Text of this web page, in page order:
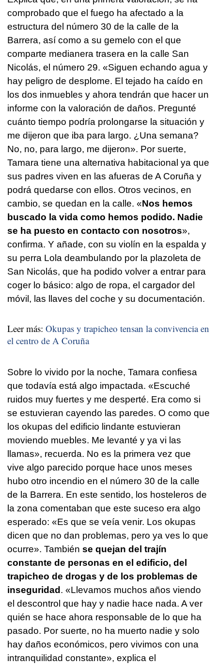
comprobado que el fuego ha afectado a la
estructura del número 30 de la calle de la
Barrera, así como a su gemelo con el que
comparte medianera trasera en la calle San
Nicolás, el número 29. «Siguen echando agua y
hay peligro de desplome. El tejado ha caído en
los dos inmuebles y ahora tendrán que hacer un
informe con la valoración de daños. Pregunté
cuánto tiempo podría prolongarse la situación y
me dijeron que iba para largo. ¿Una semana?
No, no, para largo, me dijeron». Por suerte,
Tamara tiene una alternativa habitacional ya que
sus padres viven en las afueras de A Coruña y
podrá quedarse con ellos. Otros vecinos, en
cambio, se quedan en la calle. «Nos hemos
buscado la vida como hemos podido. Nadie
se ha puesto en contacto con nosotros»,
confirma. Y añade, con su violín en la espalda y
su perra Lola deambulando por la plazoleta de
San Nicolás, que ha podido volver a entrar para
coger lo básico: algo de ropa, el cargador del
móvil, las llaves del coche y su documentación.
Leer más: Okupas y trapicheo tensan la convivencia en
el centro de A Coruña
Sobre lo vivido por la noche, Tamara confiesa
que todavía está algo impactada. «Escuché
ruidos muy fuertes y me desperté. Era como si
se estuvieran cayendo las paredes. O como que
los okupas del edificio lindante estuvieran
moviendo muebles. Me levanté y ya vi las
llamas», recuerda. No es la primera vez que
vive algo parecido porque hace unos meses
hubo otro incendio en el número 30 de la calle
de la Barrera. En este sentido, los hosteleros de
la zona comentaban que este suceso era algo
esperado: «Es que se veía venir. Los okupas
dicen que no dan problemas, pero ya ves lo que
ocurre». También se quejan del trajín
constante de personas en el edificio, del
trapicheo de drogas y de los problemas de
inseguridad. «Llevamos muchos años viendo
el descontrol que hay y nadie hace nada. A ver
quién se hace ahora responsable de lo que ha
pasado. Por suerte, no ha muerto nadie y solo
hay daños económicos, pero vivimos con una
intranquilidad constante», explica el